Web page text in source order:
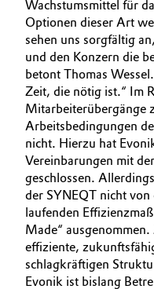
Wachstumsmittel für
Optionen dieser Art
sehen uns sorgfältig
und den Konzern die
betont Thomas
Zeit, die nötig ist.“ Im
Mitarbeiterübergänge
Arbeitsbedingungen
nicht. Hierzu hat
Vereinbarungen mit
geschlossen.
der SYNEQT nicht
laufenden
Made“
effiziente,
schlagkräftigen
Evonik ist bislang